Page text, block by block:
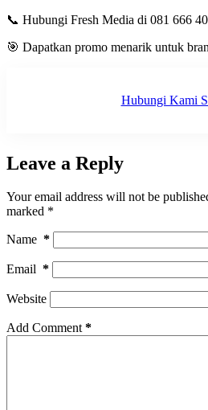
📞 Hubungi Fresh Media di 081 666
🎯 Dapatkan promo menarik untuk
Hubungi Kami
Leave a Reply
Your email address will not be
marked *
Name *
Email *
Website
Add Comment*